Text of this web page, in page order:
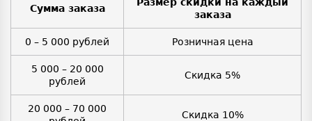
Сумма заказа
заказа
0 – 5 000 рублей Розничная цена
5 000 – 20 000
рублей
Скидка 5%
20 000 – 70 000
Скидка 10%